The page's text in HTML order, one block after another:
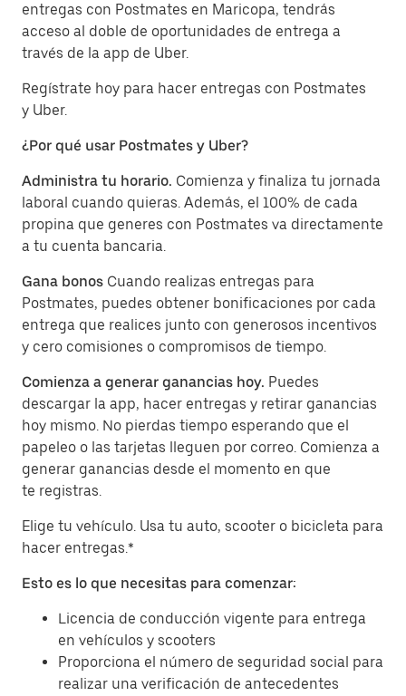
entregas con Postmates en Maricopa, tendrás
acceso al doble de oportunidades de entrega a
través de la app de Uber.
Regístrate hoy para hacer entregas con Postmates
y Uber.
¿Por qué usar Postmates y Uber?
Administra tu horario. Comienza y finaliza tu jornada
laboral cuando quieras. Además, el 100% de cada
propina que generes con Postmates va directamente
a tu cuenta bancaria.
Gana bonos Cuando realizas entregas para
Postmates, puedes obtener bonificaciones por cada
entrega que realices junto con generosos incentivos
y cero comisiones o compromisos de tiempo.
Comienza a generar ganancias hoy. Puedes
descargar la app, hacer entregas y retirar ganancias
hoy mismo. No pierdas tiempo esperando que el
papeleo o las tarjetas lleguen por correo. Comienza a
generar ganancias desde el momento en que
te registras.
Elige tu vehículo. Usa tu auto, scooter o bicicleta para
hacer entregas.*
Esto es lo que necesitas para comenzar:
Licencia de conducción vigente para entrega
en vehículos y scooters
Proporciona el número de seguridad social para
realizar una verificación de antecedentes